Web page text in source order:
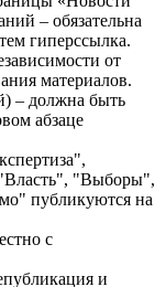
– обязательна
гиперссылка.
от
материалов.
– должна быть
абзаце
"Выборы",
публикуются на
с
и